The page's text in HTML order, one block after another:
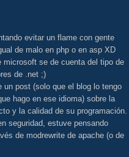
evitar un flame con gente
de malo en php o en asp XD
microsoft se de cuenta del tipo de
de .net ;)
post (solo que el blog lo tengo
hago en ese idioma) sobre la
y la calidad de su programación.
seguridad, estuve pensando
de modrewrite de apache (o de